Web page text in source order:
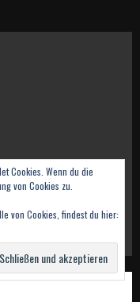
Cookies. Wenn du die
von Cookies zu.
von Cookies, findest du hier: